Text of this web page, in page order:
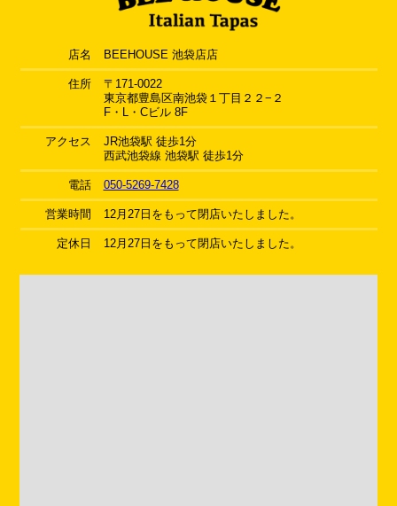
店名 BEEHOUSE 池袋店店
住所
〒171-0022
東京都豊島区南池袋１丁目２２−２
F・L・Cビル 8F
アクセス
JR池袋駅 徒歩1分
西武池袋線 池袋駅 徒歩1分
電話 050-5269-7428
営業時間 12月27日をもって閉店いたしました。
定休日 12月27日をもって閉店いたしました。